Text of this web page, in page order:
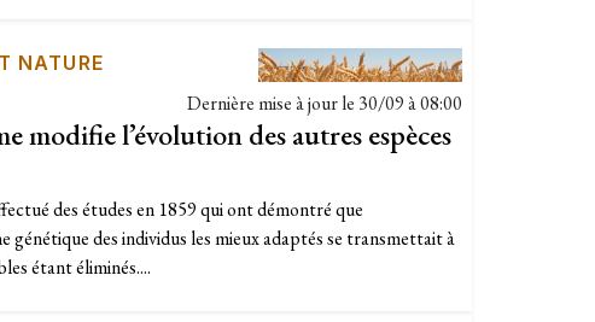
NATURE
Dernière mise à jour le 30/09 à 08:00
modifie l’évolution des autres espèces
des études en 1859 qui ont démontré que
des individus les mieux adaptés se transmettait à
étant éliminés....